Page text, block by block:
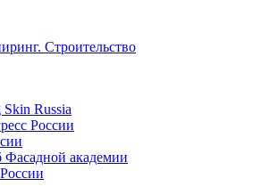
Строительство
Russia
России
академии